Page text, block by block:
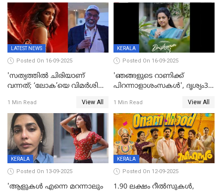
LATEST NEWS
Posted On 16-09-2025
'സത്യത്തിൽ ചിരിയാണ്
വന്നത്; ‘ലോക’യെ വിമർശിച്ച്
1 Min Read View All
KERALA
Posted On 16-09-2025
'ഞങ്ങളുടെ റാണിക്ക്
പിറന്നാളാശംസകൾ', ദൃശ്യം3-
പോസ്റ്റർ പുറത്തുവിട്ടു
1 Min Read View All
KERALA
Posted On 13-09-2025
'ആളുകള്‍ എന്നെ മറന്നാലും
KERALA
Posted On 12-09-2025
1.90 ലക്ഷം റീല്‍സുകള്‍,